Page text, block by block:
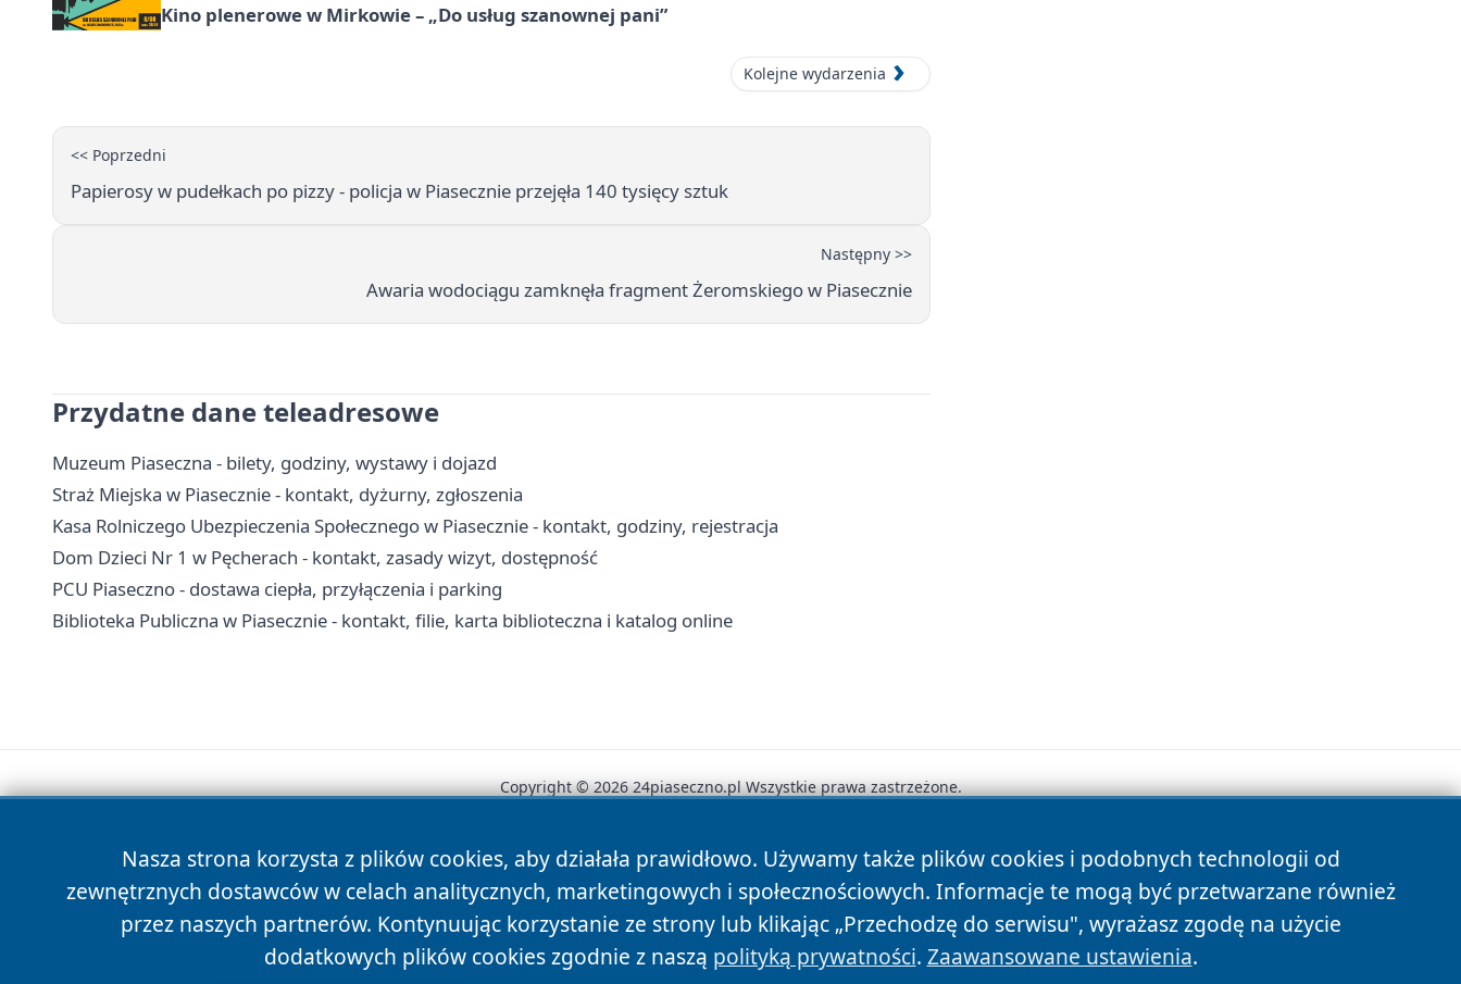
Kino plenerowe w Mirkowie – „Do usług szanownej pani”
Kolejne wydarzenia
<< Poprzedni
Papierosy w pudełkach po pizzy - policja w Piasecznie przejęła 140 tysięcy sztuk
Następny >>
Awaria wodociągu zamknęła fragment Żeromskiego w Piasecznie
Przydatne dane teleadresowe
Muzeum Piaseczna - bilety, godziny, wystawy i dojazd
Straż Miejska w Piasecznie - kontakt, dyżurny, zgłoszenia
Kasa Rolniczego Ubezpieczenia Społecznego w Piasecznie - kontakt, godziny, rejestracja
Dom Dzieci Nr 1 w Pęcherach - kontakt, zasady wizyt, dostępność
PCU Piaseczno - dostawa ciepła, przyłączenia i parking
Biblioteka Publiczna w Piasecznie - kontakt, filie, karta biblioteczna i katalog online
Nasza strona korzysta z plików cookies, aby działała prawidłowo. Używamy także plików cookies i podobnych technologii od
zewnętrznych dostawców w celach analitycznych, marketingowych i społecznościowych. Informacje te mogą być przetwarzane również
przez naszych partnerów. Kontynuując korzystanie ze strony lub klikając „Przechodzę do serwisu", wyrażasz zgodę na użycie
dodatkowych plików cookies zgodnie z naszą polityką prywatności. Zaawansowane ustawienia.
Copyright © 2026 24piaseczno.pl Wszystkie prawa zastrzeżone.
News Autorzy Polityka Prywatności Polityka Cookies